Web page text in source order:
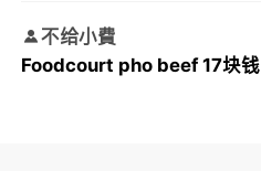
不给小費
Foodcourt pho beef 17块钱